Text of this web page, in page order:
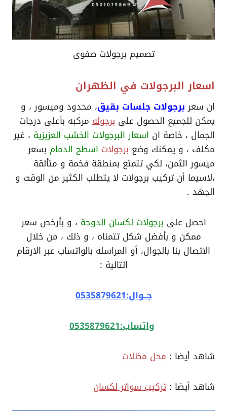
تصميم برجولات صفوى
اسعار البرجولات في الظهران
ان سعربرجولات جلسات بقيق، محدود وميسور ، و
يمكن للجميع الحصول على برجوله مركبه بأعلى درجات
الجمال ، خاصة ان اسعار البرجولات الخشب العزيزية ، غير
مكلف ، و يمكنك وضع برجولات اسطح الدمام بسعر
ميسور الثمن، لكي تتمتع بمنطقة فخمة و متألقة
،لاسيما أن تركيب برجولات لا يتطلب الكثير من الوقت و
الجهد .
احصل على برجولات لكسان الدوحة ، و بأرخص سعر
ممكن و بأفضل شكل تتمناه ، و ذلك ، من خلال
الاتصال بنا بالجوال، أو المراسله بالواتساب عبر الارقام
التالية :
جــوال:0535879621
واتساب:0535879621
شاهد أيضا : محل مظلات
شاهد أيضا :تركيب سواتر لكسان